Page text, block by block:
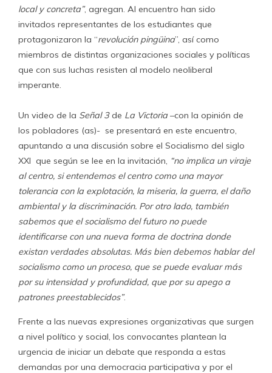
local y concreta”, agregan. Al encuentro han sido
invitados representantes de los estudiantes que
protagonizaron la “revolución pingüina”, así como
miembros de distintas organizaciones sociales y políticas
que con sus luchas resisten al modelo neoliberal
imperante.
Un video de la Señal3de La Victoria–con la opinión de
los pobladores (as)- se presentará en este encuentro,
apuntando a una discusión sobre el Socialismo del siglo
XXI que según se lee en la invitación, “no implica un viraje
al centro, sientendemos el centro como una mayor
tolerancia con la explotación, la miseria, la guerra, el daño
ambiental y la discriminación. Por otro lado, también
sabemos que el socialismo del futuro no puede
identificarse con una nueva forma de doctrina donde
existan verdades absolutas. Más bien debemos hablar del
socialismo como un proceso, que se puede evaluar más
por su intensidad y profundidad, que por su apego a
patrones preestablecidos”.
Frente a las nuevas expresiones organizativas que surgen
a nivel político y social, los convocantes plantean la
urgencia de iniciar un debate que responda a estas
demandas por una democracia participativa y por el